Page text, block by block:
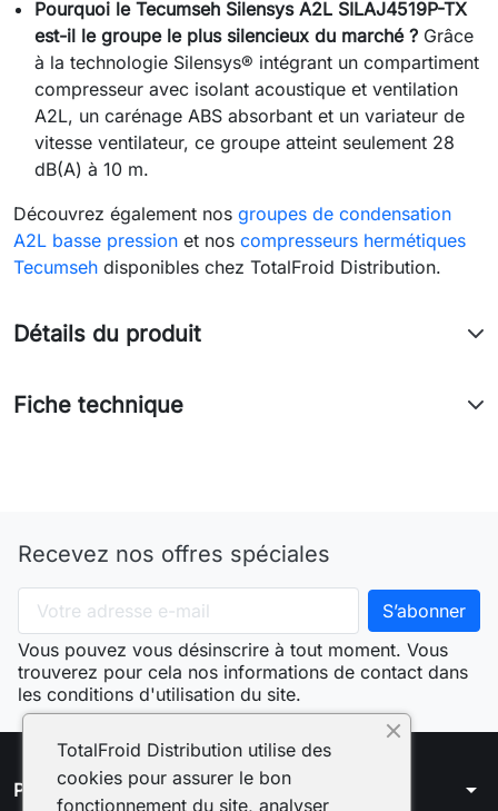
Pourquoi le Tecumseh Silensys A2L SILAJ4519P-TX
est-il le groupe le plus silencieux du marché ? Grâce
à la technologie Silensys® intégrant un compartiment
compresseur avec isolant acoustique et ventilation
A2L, un carénage ABS absorbant et un variateur de
vitesse ventilateur, ce groupe atteint seulement 28
dB(A) à 10 m.
Découvrez également nos groupes de condensation
A2L basse pression et nos compresseurs hermétiques
Tecumseh disponibles chez TotalFroid Distribution.
Détails du produit
Fiche technique
Recevez nos offres spéciales
Vous pouvez vous désinscrire à tout moment. Vous
trouverez pour cela nos informations de contact dans
les conditions d'utilisation du site.
Produits arrow_drop_down
TotalFroid Distribution utilise des
cookies pour assurer le bon
fonctionnement du site, analyser